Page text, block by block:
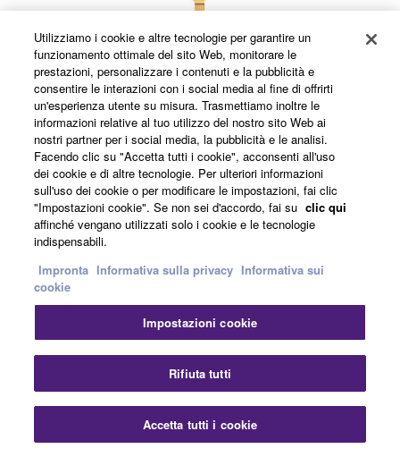
Utilizziamo i cookie e altre tecnologie per garantire un
funzionamento ottimale del sito Web, monitorare le
prestazioni, personalizzare i contenuti e la pubblicità e
consentire le interazioni con i social media al fine di offrirti
un'esperienza utente su misura. Trasmettiamo inoltre le
informazioni relative al tuo utilizzo del nostro sito Web ai
nostri partner per i social media, la pubblicità e le analisi.
Facendo clic su "Accetta tutti i cookie", acconsenti all'uso
dei cookie e di altre tecnologie. Per ulteriori informazioni
sull'uso dei cookie o per modificare le impostazioni, fai clic
"Impostazioni cookie". Se non sei d'accordo, fai su clic qui
affinché vengano utilizzati solo i cookie e le tecnologie
indispensabili.
Impronta Informativa sulla privacy Informativa sui
cookie
Impostazioni cookie
Rifiuta tutti
Accetta tutti i cookie